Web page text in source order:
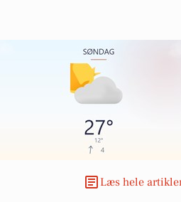
Læs hele